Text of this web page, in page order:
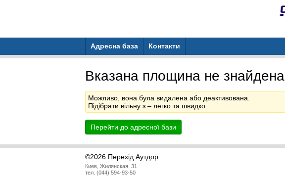
Адресна база Контакти
Вказана площина не знайдена
Можливо, вона була видалена або деактивована.
Підібрати вільну з – легко та швидко.
Перейти до адресної бази
©2026 Перехід Аутдор
Киев, Жилянская, 31
тел. (044) 594-93-50